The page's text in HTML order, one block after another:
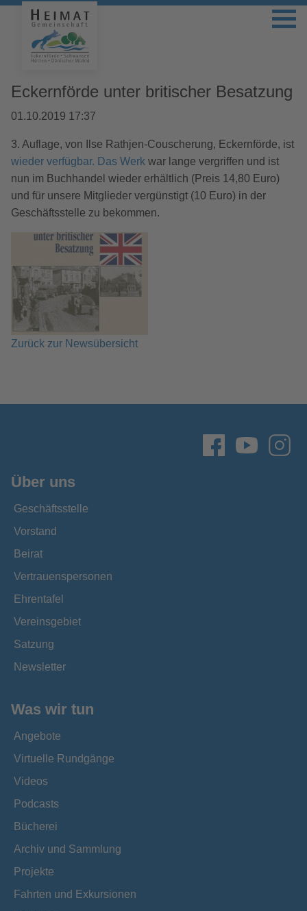
Eckernförde unter britischer Besatzung
01.10.2019 17:37
3. Auflage, von Ilse Rathjen-Couscherung, Eckernförde, ist
wieder verfügbar. Das Werk war lange vergriffen und ist
nun im Buchhandel wieder erhältlich (Preis 14,80 Euro)
und für unsere Mitglieder vergünstigt (10 Euro) in der
Geschäftsstelle zu bekommen.
Zurück zur Newsübersicht
Über uns
Geschäftsstelle
Vorstand
Beirat
Vertrauenspersonen
Ehrentafel
Vereinsgebiet
Satzung
Newsletter
Was wir tun
Angebote
Virtuelle Rundgänge
Videos
Podcasts
Bücherei
Archiv und Sammlung
Projekte
Fahrten und Exkursionen